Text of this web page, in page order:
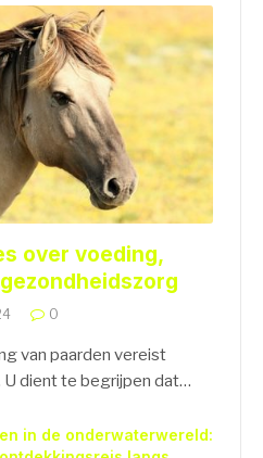
over voeding,
0
van paarden vereist
dient te begrijpen dat…
in de onderwaterwereld: